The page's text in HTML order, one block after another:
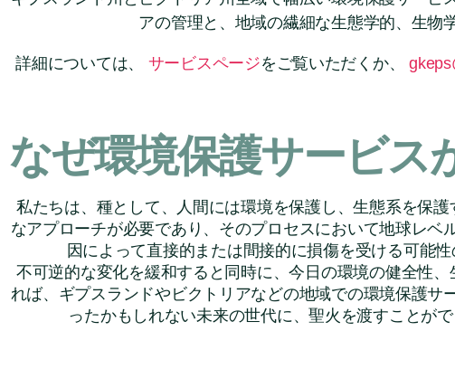
アの管理と、地域の繊細な生態学的、生物
詳細については、 サービスページをご覧いただくか、
なぜ環境保護サービス
私たちは、種として、人間には環境を保護し、生態系を保
なアプローチが必要であり、そのプロセスにおいて地球レ
因によって直接的または間接的に損傷を受ける可能
不可逆的な変化を緩和すると同時に、今日の環境の健全性
れば、ギプスランドやビクトリアなどの地域での環境保護
ったかもしれない未来の世代に、聖火を渡すことが